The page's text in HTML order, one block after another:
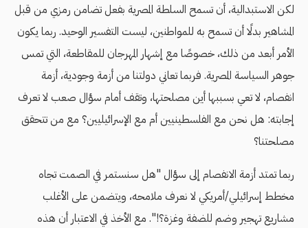
لكن الاستبدالية، أن تسمح السلطة المصرية بفعل تضامن رمزي من قبل
المشاهير بدلًا أن تسمح به للمواطنين، ليست التفسير الوحيد. ربما يكون
الأمر أبعد من ذلك، خصوصًا مع إشهار المهرجان للمقاطعة، التي تمس
جوهر السياسة المصرية. فربما تعاني دولتنا من أزمة وجودية، أزمة
انفصام، لا تعي بسببها أين مصلحتها، وتقف أمام سؤال صعب لا تعرف
إجابته: هل نحن مع الفلسطينيين أم مع الإسرائيليين؟ مع من تتحقق
مصلحتنا؟
ربما تمتد أزمة الانفصام إلى سؤال "هل سنستمر في الصمت تجاه
مخطط إسرائيلي/أمريكي لا نعرف ملامحه، ويتضمن على الأغلب
مشاريع تهجير وضم للضفة وغزة؟!". مع الأخذ في الاعتبار أن هذه